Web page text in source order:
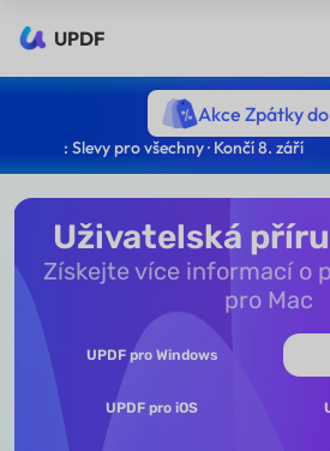
UPDF
Akce Zpátky
: Slevy pro všechny · Končí 8. září
Uživatelská
Získejte více informací o
pro Mac
UPDF pro Windows
UPDF pro iOS